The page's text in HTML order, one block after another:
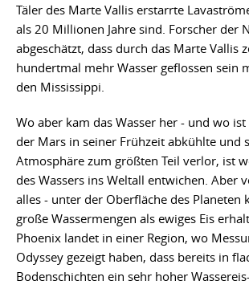
Täler des Marte Vallis erstarrte
als 20 Millionen Jahre sind. Forscher der
abgeschätzt, dass durch das Marte Vallis
hundertmal mehr Wasser geflossen sein
den Mississippi.
Wo aber kam das Wasser her - und wo ist
der Mars in seiner Frühzeit abkühlte und
Atmosphäre zum größten Teil verlor, ist
des Wassers ins Weltall entwichen. Aber
alles - unter der Oberfläche des Planeten
große Wassermengen als ewiges Eis
Phoenix landet in einer Region, wo
Odyssey gezeigt haben, dass bereits in
Bodenschichten ein sehr hoher